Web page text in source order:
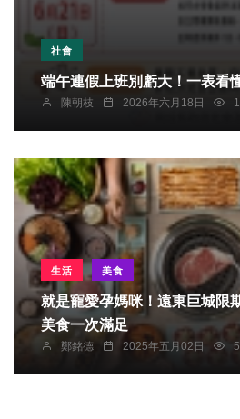
社會
端午連假上班別虧大！一表看
陳朝枝 2026年六月18日
生活 美食
就是寵愛孕媽咪！遠東巨城限期
美食一次滿足
鄭銘德 2025年五月02日